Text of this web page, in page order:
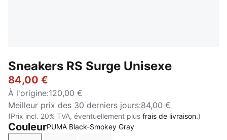
Sneakers RS Surge Unisexe
84,00 €
À l'origine:120,00 €
Meilleur prix des 30 derniers jours:84,00 €
(Prix incl. 20% TVA, éventuellement plus frais de livraison.)
CouleurPUMA Black-Smokey Gray